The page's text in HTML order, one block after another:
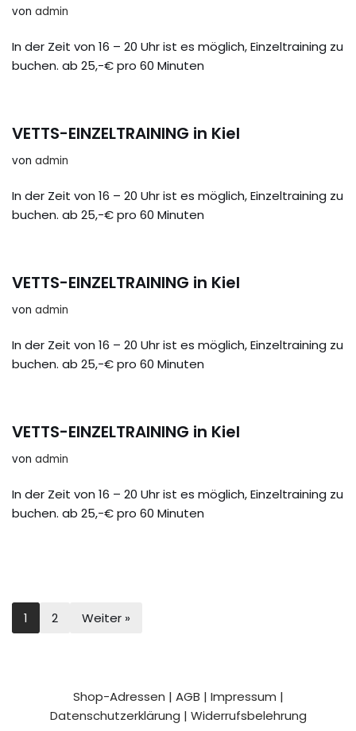
von admin
In der Zeit von 16 – 20 Uhr ist es möglich, Einzeltraining zu
buchen. ab 25,-€ pro 60 Minuten
VETTS-EINZELTRAINING in Kiel
von admin
In der Zeit von 16 – 20 Uhr ist es möglich, Einzeltraining zu
buchen. ab 25,-€ pro 60 Minuten
VETTS-EINZELTRAINING in Kiel
von admin
In der Zeit von 16 – 20 Uhr ist es möglich, Einzeltraining zu
buchen. ab 25,-€ pro 60 Minuten
VETTS-EINZELTRAINING in Kiel
von admin
In der Zeit von 16 – 20 Uhr ist es möglich, Einzeltraining zu
buchen. ab 25,-€ pro 60 Minuten
1 2 Weiter »
Shop-Adressen | AGB | Impressum |
Datenschutzerklärung | Widerrufsbelehrung